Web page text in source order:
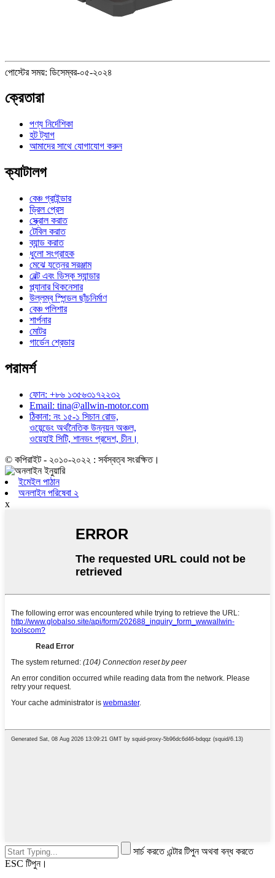
পোস্টের সময়: ডিসেম্বর-০৫-২০২৪
ক্রেতারা
পণ্য নির্দেশিকা
হট ট্যাগ
আমাদের সাথে যোগাযোগ করুন
ক্যাটালগ
বেঞ্চ গ্রাইন্ডার
ড্রিল প্রেস
স্ক্রোল করাত
টেবিল করাত
ব্যান্ড করাত
ধুলো সংগ্রাহক
মেঝে যত্নের সরঞ্জাম
বেল্ট এবং ডিস্ক স্যান্ডার
প্ল্যানার থিকনেসার
উল্লম্ব স্পিন্ডল ছাঁচনির্মাণ
বেঞ্চ পলিশার
শার্পনার
মোটর
গার্ডেন শ্রেডার
পরামর্শ
ফোন: +৮৬ ১৩৫৬৩১৭২২৩২
Email: tina@allwin-motor.com
ঠিকানা: নং ১৫-১ সিচান রোড,
ওয়েন্ডেং অর্থনৈতিক উন্নয়ন অঞ্চল,
ওয়েহাই সিটি, শানডং প্রদেশ, চীন।
© কপিরাইট - ২০১০-২০২২ : সর্বস্বত্ব সংরক্ষিত।
ইমেইল পাঠান
অনলাইন পরিষেবা ২
x
সার্চ করতে এন্টার টিপুন অথবা বন্ধ করতে
ESC টিপুন।